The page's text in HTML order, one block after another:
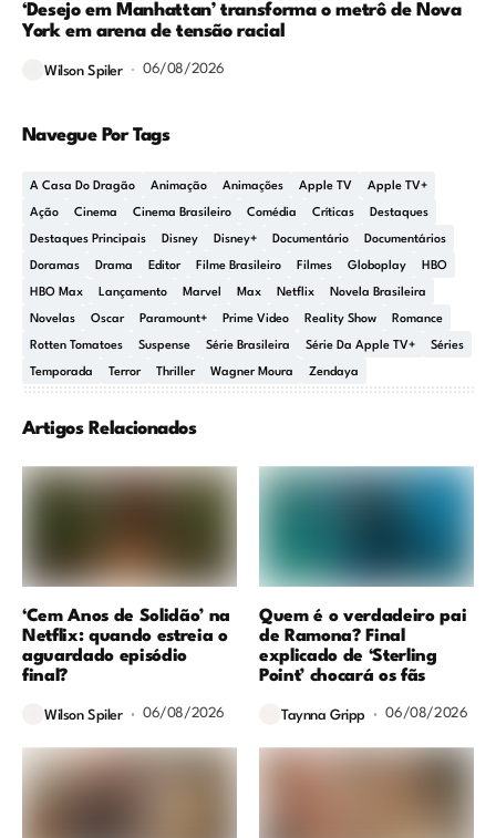
‘Desejo em Manhattan’ transforma o metrô de Nova
York em arena de tensão racial
Wilson Spiler 06/08/2026
Navegue Por Tags
A Casa Do Dragão Animação Animações Apple TV Apple TV+
Ação Cinema Cinema Brasileiro Comédia Críticas Destaques
Destaques Principais Disney Disney+ Documentário Documentários
Doramas Drama Editor Filme Brasileiro Filmes Globoplay HBO
HBO Max Lançamento Marvel Max Netflix Novela Brasileira
Novelas Oscar Paramount+ Prime Video Reality Show Romance
Rotten Tomatoes Suspense Série Brasileira Série Da Apple TV+ Séries
Temporada Terror Thriller Wagner Moura Zendaya
Artigos Relacionados
‘Cem Anos de Solidão’ na
Netflix: quando estreia o
aguardado episódio
final?
Wilson Spiler 06/08/2026
Quem é o verdadeiro pai
de Ramona? Final
explicado de ‘Sterling
Point’ chocará os fãs
Taynna Gripp 06/08/2026